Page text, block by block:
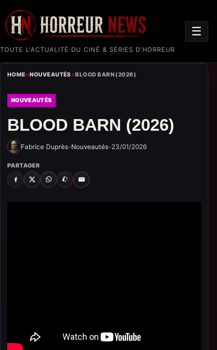
TOUTE L'ACTUALITÉ DU CINÉ & SÉRIES D'HORREUR
☰
HOME»NOUVEAUTÉS»BLOOD BARN (2026)
NOUVEAUTÉS
BLOOD BARN (2026)
Fabrice Duprès-Nouveautés-23/01/2026
PARTAGER
FACEBOOK
X WHATSAPP
SNAPCHAT
EMAIL